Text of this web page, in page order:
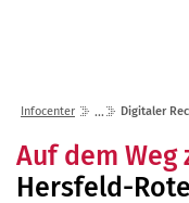
Infocenter Digitaler
Auf dem
Hersfeld-